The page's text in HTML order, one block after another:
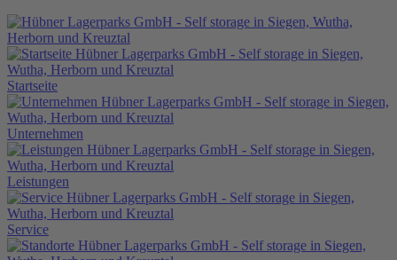
Startseite
Unternehmen
Leistungen
Service